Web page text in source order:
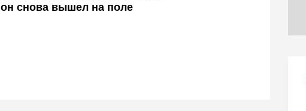
он снова вышел на поле